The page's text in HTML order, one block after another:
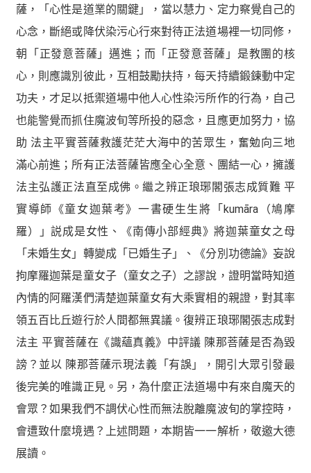
薩，「心性是道業的關鍵」，當以慧力、定力察覺自己的
心念，斷絕或降伏染污心行來對待正法道場裡一切同修，
朝「正發意菩薩」邁進；而「正發意菩薩」是教團的核
心，則應識別彼此，互相鼓勵扶持，每天持續鍛鍊動中定
功夫，才足以抵禦道場中他人心性染污所作的行為，自己
也能警覺而抓住魔波旬等所投的惡念，且應更加努力，協
助 法主平實菩薩救護茫茫大海中的苦眾生，奮勉向三地
滿心前進；所有正法菩薩皆應全心全意、團結一心，擁護
法主弘護正法直至成佛。繼之辨正琅琊閣張志成質難 平
實導師《童女迦葉考》一書硬生生將「kumāra（鳩摩
羅）」説成是女性、《南傳小部經典》將迦葉童女之母
「未婚生女」轉變成「已婚生子」、《分別功德論》妄說
拘摩羅迦葉是童女子（童女之子）之謬說，證明當時知道
內情的阿羅漢們清楚迦葉童女有大乘實相的親證，對其率
領五百比丘遊行於人間都無異議。復辨正琅琊閣張志成對
法主 平實菩薩在《識蘊真義》中評議 陳那菩薩是否為毀
謗？並以 陳那菩薩示現法義「有誤」，開引大眾引發最
後完美的唯識正見。另，為什麼正法道場中有來自魔天的
會眾？如果我們不調伏心性而無法脫離魔波旬的掌控時，
會遭致什麼境遇？上述問題，本期皆一一解析，敬邀大德
展讀。